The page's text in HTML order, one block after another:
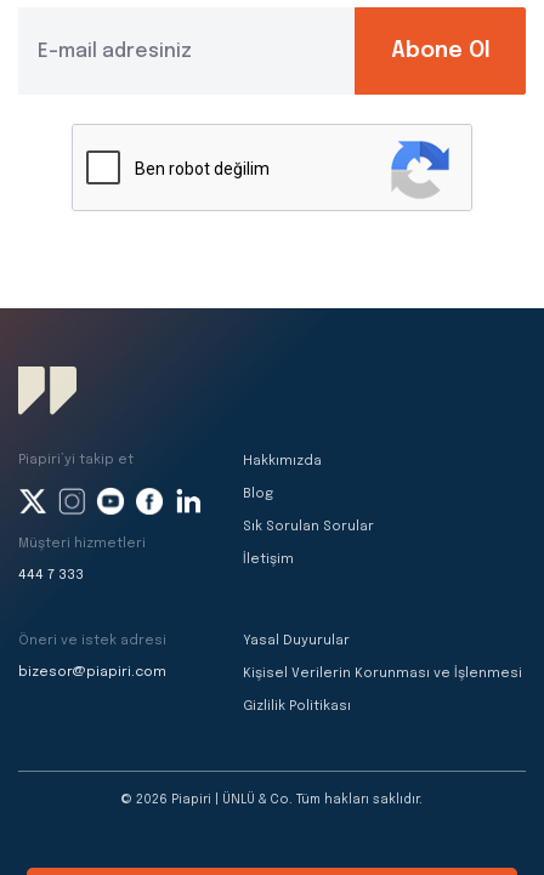
Abone Ol
Hakkımızda
Blog
Sık Sorulan Sorular
İletişim
Yasal Duyurular
Kişisel Verilerin Korunması ve İşlenmesi
Gizlilik Politikası
Piapiri’yi takip et
Müşteri hizmetleri
444 7 333
Öneri ve istek adresi
bizesor@piapiri.com
© 2026 Piapiri | ÜNLÜ & Co. Tüm hakları saklıdır.